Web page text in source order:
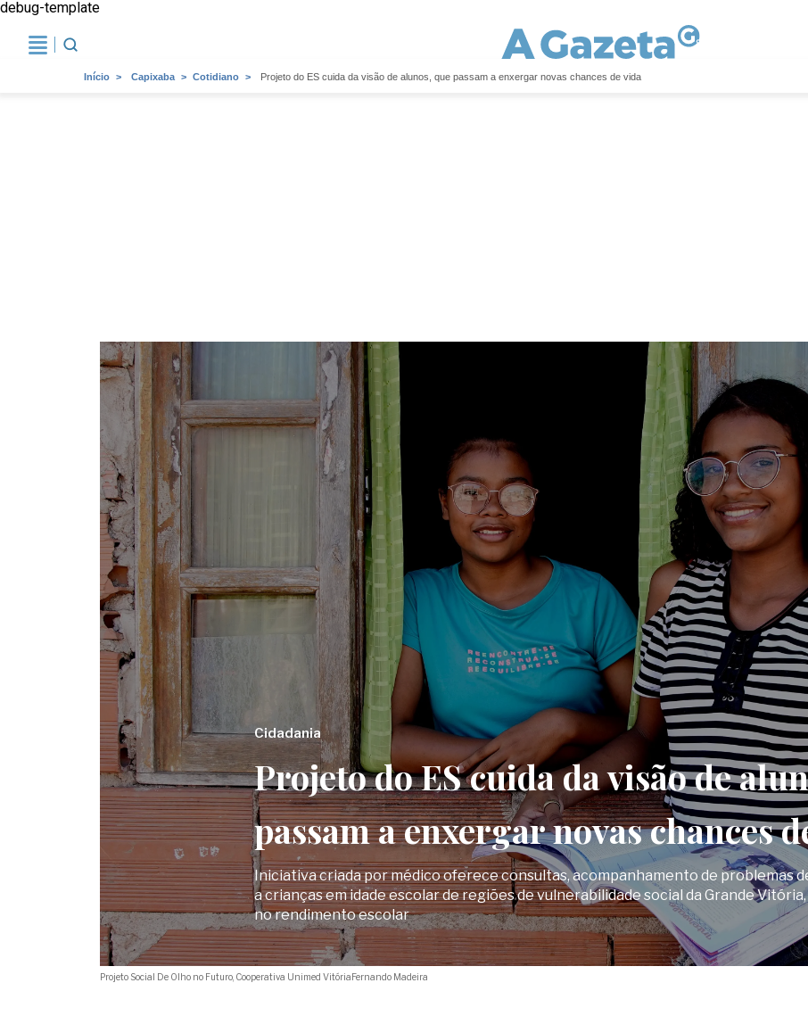
debug-template
Início Capixaba Cotidiano Projeto do ES cuida da visão de alunos, que passam a enxergar novas chances de vida
Projeto Social De Olho no Futuro, Cooperativa Unimed VitóriaFernando Madeira
Cidadania
Projeto do ES cuida da visão de
passam a enxergar novas chances
Iniciativa criada por médico oferece consultas, acompanhamento de problemas
a crianças em idade escolar de regiões de vulnerabilidade social da Grande
no rendimento escolar